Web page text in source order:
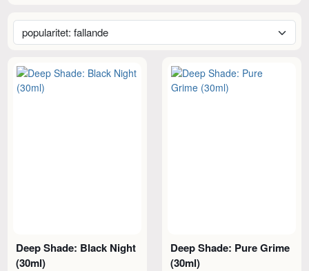
Deep Shade: Black Night
(30ml)
Deep Shade: Pure Grime
(30ml)